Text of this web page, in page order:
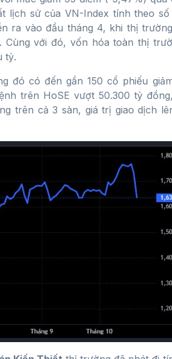
lịch sử của VN-Index tính theo
ra vào đầu tháng 4, khi thị
với đó, vốn hóa toàn thị
tỷ.
đó có đến gần 150 cổ phiếu
trên HoSE vượt 50.300 tỷ
trên cả 3 sàn, giá trị giao dịch